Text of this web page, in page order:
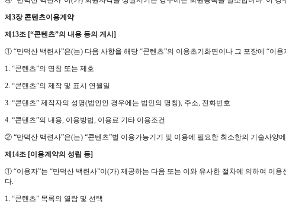
제3장 콘텐츠이용계약
제13조 [“콘텐츠”의 내용 등의 게시]
① “만덕산 백련사”은(는) 다음 사항을 해당 “콘텐츠”의 이용초기화면이나 그 포장에 “이
1. “콘텐츠”의 명칭 또는 제호
2. “콘텐츠”의 제작 및 표시 연월일
3. “콘텐츠” 제작자의 성명(법인인 경우에는 법인의 명칭), 주소, 전화번호
4. “콘텐츠”의 내용, 이용방법, 이용료 기타 이용조건
② “만덕산 백련사”은(는) “콘텐츠”별 이용가능기기 및 이용에 필요한 최소한의 기술사양
제14조 [이용계약의 성립 등]
① “이용자”는 “만덕산 백련사”이(가) 제공하는 다음 또는 이와 유사한 절차에 의하여 이
다.
1. “콘텐츠” 목록의 열람 및 선택